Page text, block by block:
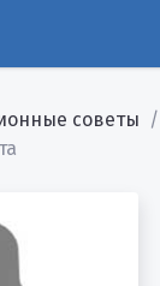
советы